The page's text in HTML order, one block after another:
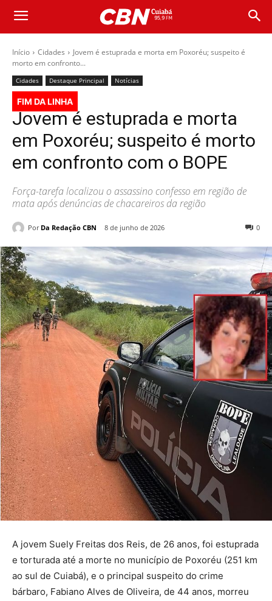
Início Cidades
Jovem é estuprada e morta em Poxoréu; suspeito é
morto em confronto...
Cidades Destaque Principal Notícias
FIM DA LINHA
Jovem é estuprada e morta
em Poxoréu; suspeito é morto
em confronto com o BOPE
Força-tarefa localizou o assassino confesso em região de
mata após denúncias de chacareiros da região
Por Da Redação CBN 8 de junho de 2026 0
A jovem Suely Freitas dos Reis, de 26 anos, foi estuprada
e torturada até a morte no município de Poxoréu (251 km
ao sul de Cuiabá), e o principal suspeito do crime
bárbaro, Fabiano Alves de Oliveira, de 44 anos, morreu